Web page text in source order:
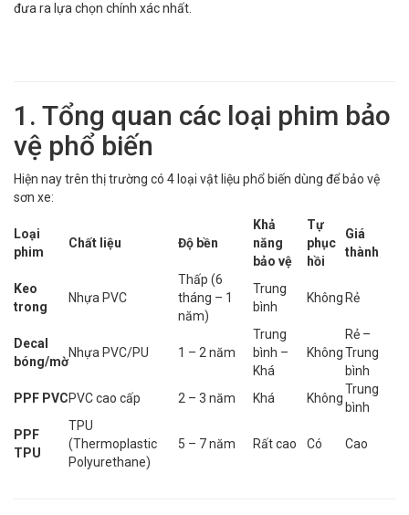
đưa ra lựa chọn chính xác nhất.
1. Tổng quan các loại phim bảo
vệ phổ biến
Hiện nay trên thị trường có 4 loại vật liệu phổ biến dùng để bảo vệ
sơn xe:
Loại
phim
Chất liệu Độ bền
Khả
năng
bảo vệ
Tự
phục
hồi
Giá
thành
Keo
trong
Nhựa PVC
Thấp (6
tháng – 1
năm)
Trung
bình
KhôngRẻ
Decal
bóng/mờ
Nhựa PVC/PU 1 – 2 năm
Trung
bình –
Khá
Không
Rẻ –
Trung
bình
PPF PVCPVC cao cấp 2 – 3 năm Khá Không
Trung
bình
PPF
TPU
TPU
(Thermoplastic
Polyurethane)
5 – 7 năm Rất cao Có Cao